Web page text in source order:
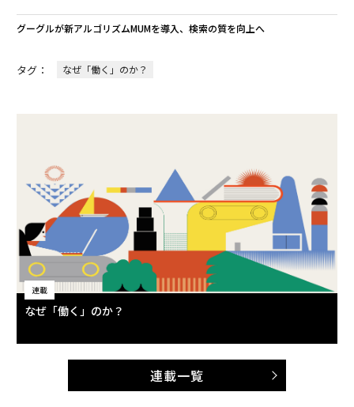
グーグルが新アルゴリズムMUMを導入、検索の質を向上へ
タグ： なぜ「働く」のか？
連載
なぜ「働く」のか？
連載一覧